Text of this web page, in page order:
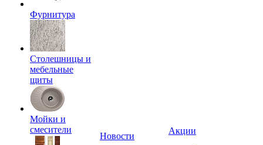
Фурнитура
Столешницы и
мебельные
щиты
Мойки и
смесители
Новости
Акции